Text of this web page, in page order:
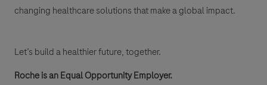
changing healthcare solutions that make a global impact.
Let’s build a healthier future, together.
Roche is an Equal Opportunity Employer.